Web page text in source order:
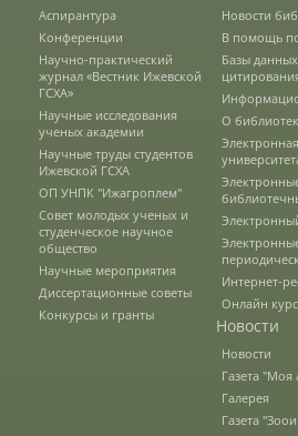
Ответственность за
межнациональной розни
Конкурсы и вакансии
Контакты
Обратная связь
Банковские реквизиты
Аспирантура
Конференции
Научно-практический
журнал «Вестник Ижевской
ГСХА»
Научные исследования
ученых академии
Научные труды студентов
Ижевской ГСХА
ОП УНПК "Ижагроплем"
Совет молодых ученых и
студенческое научное
общество
Научные мероприятия
Диссертационные советы
Конкурсы и гранты
Новости
В помощь
Базы
О
Интернет-
Онлайн
Новости
Новости
Газета "Моя
Галерея
Газета